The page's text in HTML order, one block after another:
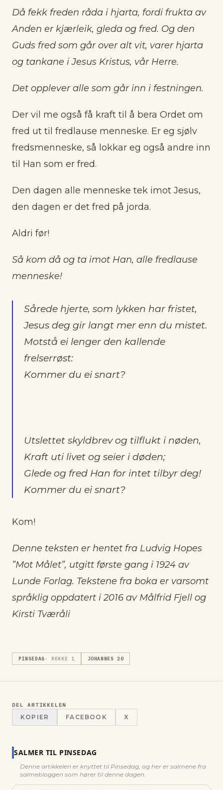
Då fekk freden råda i hjarta, fordi frukta av
Anden er kjærleik, gleda og fred. Og den
Guds fred som går over alt vit, varer hjarta
og tankane i Jesus Kristus, vår Herre.
Det opplever alle som går inn i festningen.
Der vil me også få kraft til å bera Ordet om
fred ut til fredlause menneske. Er eg sjølv
fredsmenneske, så lokkar eg også andre inn
til Han som er fred.
Den dagen alle menneske tek imot Jesus,
den dagen er det fred på jorda.
Aldri før!
Så kom då og ta imot Han, alle fredlause
menneske!
Sårede hjerte, som lykken har fristet,
Jesus deg gir langt mer enn du mistet.
Motstå ei lenger den kallende
frelserrøst:
Kommer du ei snart?
Utslettet skyldbrev og tilflukt i nøden,
Kraft uti livet og seier i døden;
Glede og fred Han for intet tilbyr deg!
Kommer du ei snart?
Kom!
Denne teksten er hentet fra Ludvig Hopes
”Mot Målet”, utgitt første gang i 1924 av
Lunde Forlag. Tekstene fra boka er varsomt
språklig oppdatert i 2016 av Målfrid Fjell og
Kirsti Tværåli
PINSEDAG · REKKE 1 JOHANNES 20
DEL ARTIKKELEN
KOPIER FACEBOOK X
SALMER TIL PINSEDAG
Denne artikkelen er knyttet til Pinsedag, og her er salmene fra
salmebloggen som hører til denne dagen.